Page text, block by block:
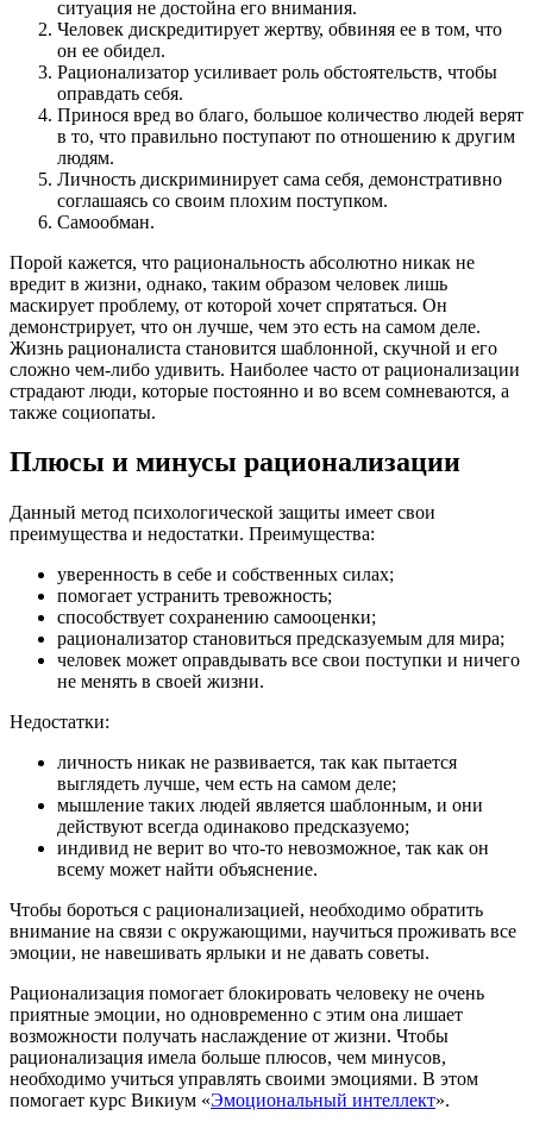
ситуация не достойна его внимания.
Человек дискредитирует жертву, обвиняя ее в том, что
он ее обидел.
Рационализатор усиливает роль обстоятельств, чтобы
оправдать себя.
Принося вред во благо, большое количество людей верят
в то, что правильно поступают по отношению к другим
людям.
Личность дискриминирует сама себя, демонстративно
соглашаясь со своим плохим поступком.
Самообман.
Порой кажется, что рациональность абсолютно никак не
вредит в жизни, однако, таким образом человек лишь
маскирует проблему, от которой хочет спрятаться. Он
демонстрирует, что он лучше, чем это есть на самом деле.
Жизнь рационалиста становится шаблонной, скучной и его
сложно чем-либо удивить. Наиболее часто от рационализации
страдают люди, которые постоянно и во всем сомневаются, а
также социопаты.
Плюсы и минусы рационализации
Данный метод психологической защиты имеет свои
преимущества и недостатки. Преимущества:
уверенность в себе и собственных силах;
помогает устранить тревожность;
способствует сохранению самооценки;
рационализатор становиться предсказуемым для мира;
человек может оправдывать все свои поступки и ничего
не менять в своей жизни.
Недостатки:
личность никак не развивается, так как пытается
выглядеть лучше, чем есть на самом деле;
мышление таких людей является шаблонным, и они
действуют всегда одинаково предсказуемо;
индивид не верит во что-то невозможное, так как он
всему может найти объяснение.
Чтобы бороться с рационализацией, необходимо обратить
внимание на связи с окружающими, научиться проживать все
эмоции, не навешивать ярлыки и не давать советы.
Рационализация помогает блокировать человеку не очень
приятные эмоции, но одновременно с этим она лишает
возможности получать наслаждение от жизни. Чтобы
рационализация имела больше плюсов, чем минусов,
необходимо учиться управлять своими эмоциями. В этом
помогает курс Викиум «Эмоциональный интеллект».